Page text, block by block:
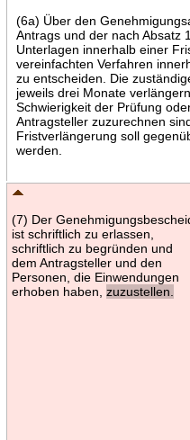
(6a) Über den
Antrags und der nach Absatz
Unterlagen innerhalb einer
vereinfachten Verfahren
zu entscheiden. Die
jeweils drei Monate
Schwierigkeit der Prüfung
Antragsteller zuzurechnen
Fristverlängerung soll
werden.
(7) Der
ist schriftlich zu erlassen,
schriftlich zu begründen und
dem Antragsteller und den
Personen, die Einwendungen
erhoben haben, zuzustellen.